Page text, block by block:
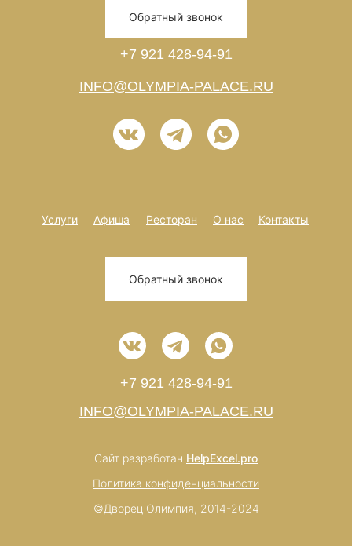
+7 921 428-94-91
INFO@OLYMPIA-PALACE.RU
Обратный звонок
©Дворец Олимпия, 2014-2024
Услуги Афиша Ресторан О нас Контакты
Сайт разработан HelpExcel.pro
Обратный звонок
Политика конфиденциальности
+7 921 428-94-91
INFO@OLYMPIA-PALACE.RU